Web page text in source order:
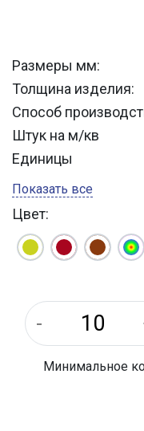
Размеры мм:
Толщина изделия:
Способ
Штук на м/кв
Единицы
Вес 1 шт.
Длина
Показать все
Цвет:
Минимальное